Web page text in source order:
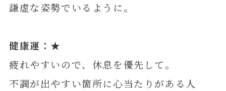
謙虚な姿勢でいるように。
健康運：★
疲れやすいので、休息を優先して。
不調が出やすい箇所に心当たりがある人